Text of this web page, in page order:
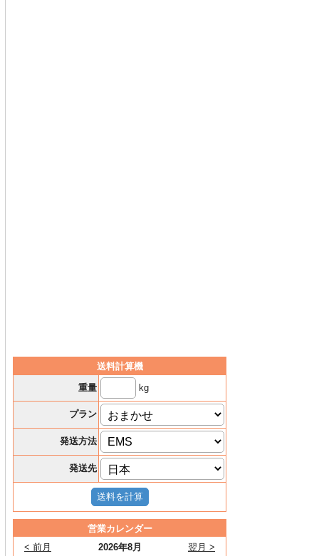
送料計算機
重量
kg
プラン
発送方法
発送先
営業カレンダー
2026年8月
< 前月
翌月 >